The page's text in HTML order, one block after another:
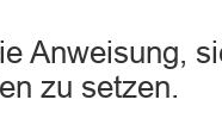
Anweisung,
zu setzen.